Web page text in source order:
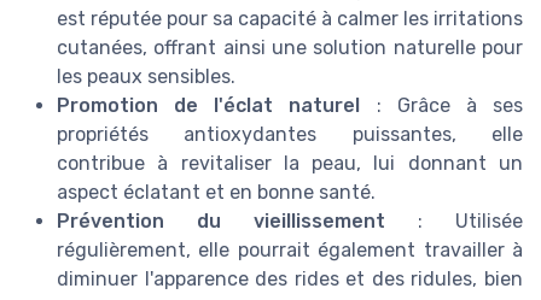
est réputée pour sa capacité à calmer les irritations
cutanées, offrant ainsi une solution naturelle pour
les peaux sensibles.
Promotion de l'éclat naturel : Grâce à ses
propriétés antioxydantes puissantes, elle
contribue à revitaliser la peau, lui donnant un
aspect éclatant et en bonne santé.
Prévention du vieillissement : Utilisée
régulièrement, elle pourrait également travailler à
diminuer l'apparence des rides et des ridules, bien